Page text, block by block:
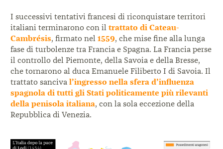
I successivi tentativi francesi di riconquistare territori
italiani terminarono con il trattato di Cateau-
Cambrésis, firmato nel 1559, che mise fine alla lunga
fase di turbolenze tra Francia e Spagna. La Francia perse
il controllo del Piemonte, della Savoia e della Bresse,
che tornarono al duca Emanuele Filiberto I di Savoia. Il
trattato sanciva l’ingresso nella sfera d’influenza
spagnola di tutti gli Stati politicamente più rilevanti
della penisola italiana, con la sola eccezione della
Repubblica di Venezia.